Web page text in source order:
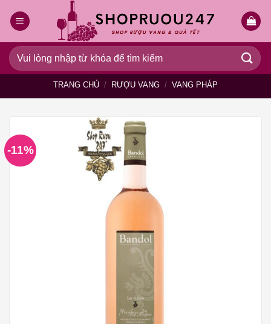
qua
dung
Tìm
kiếm:
TRANG CHỦ / RƯỢU VANG / VANG PHÁP
-11%